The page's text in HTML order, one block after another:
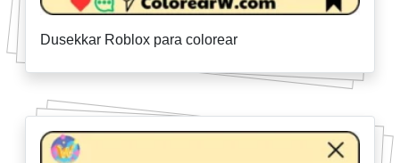
Dusekkar Roblox para colorear